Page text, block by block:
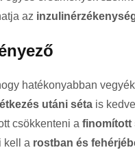
az
hatékonyabban
étkezés utáni séta is
csökkenteni a finomított
kell a rostban és